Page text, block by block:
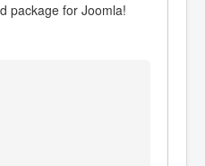
package for Joomla!